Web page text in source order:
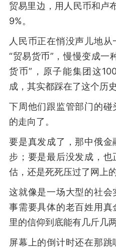
贸易里边，用人民币和卢
9%。
人民币正在悄没声儿地
“贸易货币”，慢慢变成一
货币”，原子能集团这
成，其实都踩在了这个历
下周他们跟监管部门的
的走向了。
要是真发成了，那中俄
步；要是最后没发成，
估，还是死死压过了网上
这就像是一场大型的社
事需要具体的老百姓用
里的信仰到底能有几斤几
屏幕上的倒计时还在那